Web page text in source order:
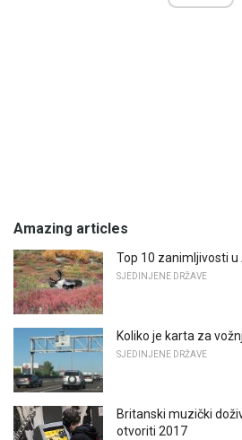
Amazing articles
Top 10 zanimljivosti u
SJEDINJENE DRŽAVE
Koliko je karta za
SJEDINJENE DRŽAVE
Britanski muzički
otvoriti 2017